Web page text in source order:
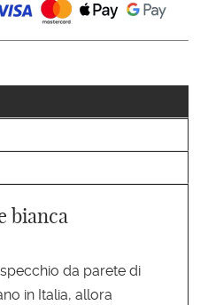
bianca
da parete di
in Italia, allora